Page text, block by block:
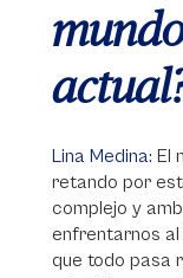
Lina Medina: El
retando por
complejo y
enfrentarnos
que todo pasa